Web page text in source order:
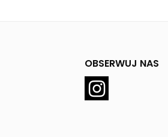
OBSERWUJ NAS